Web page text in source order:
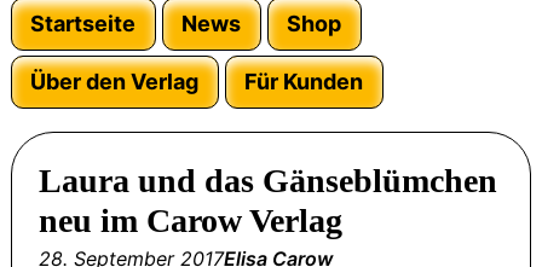
Startseite News Shop
Über den Verlag Für Kunden
Laura und das Gänseblümchen
neu im Carow Verlag
28. September 2017Elisa Carow